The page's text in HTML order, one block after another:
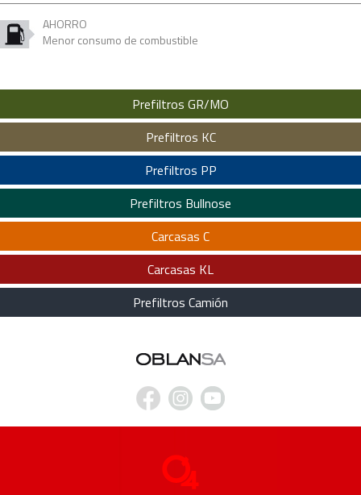
AHORRO
Menor consumo de combustible
Prefiltros GR/MO
Prefiltros KC
Prefiltros PP
Prefiltros Bullnose
Carcasas C
Carcasas KL
Prefiltros Camión